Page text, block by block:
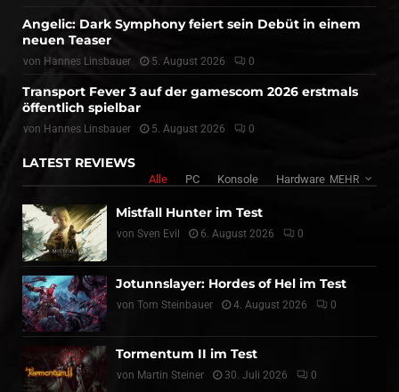
Angelic: Dark Symphony feiert sein Debüt in einem
neuen Teaser
von Hannes Linsbauer 5. August 2026 0
Transport Fever 3 auf der gamescom 2026 erstmals
öffentlich spielbar
von Hannes Linsbauer 5. August 2026 0
LATEST REVIEWS
Alle PC Konsole Hardware MEHR
Mistfall Hunter im Test
von Sven Evil 6. August 2026 0
Jotunnslayer: Hordes of Hel im Test
von Tom Steinbauer 4. August 2026 0
Tormentum II im Test
von Martin Steiner 30. Juli 2026 0